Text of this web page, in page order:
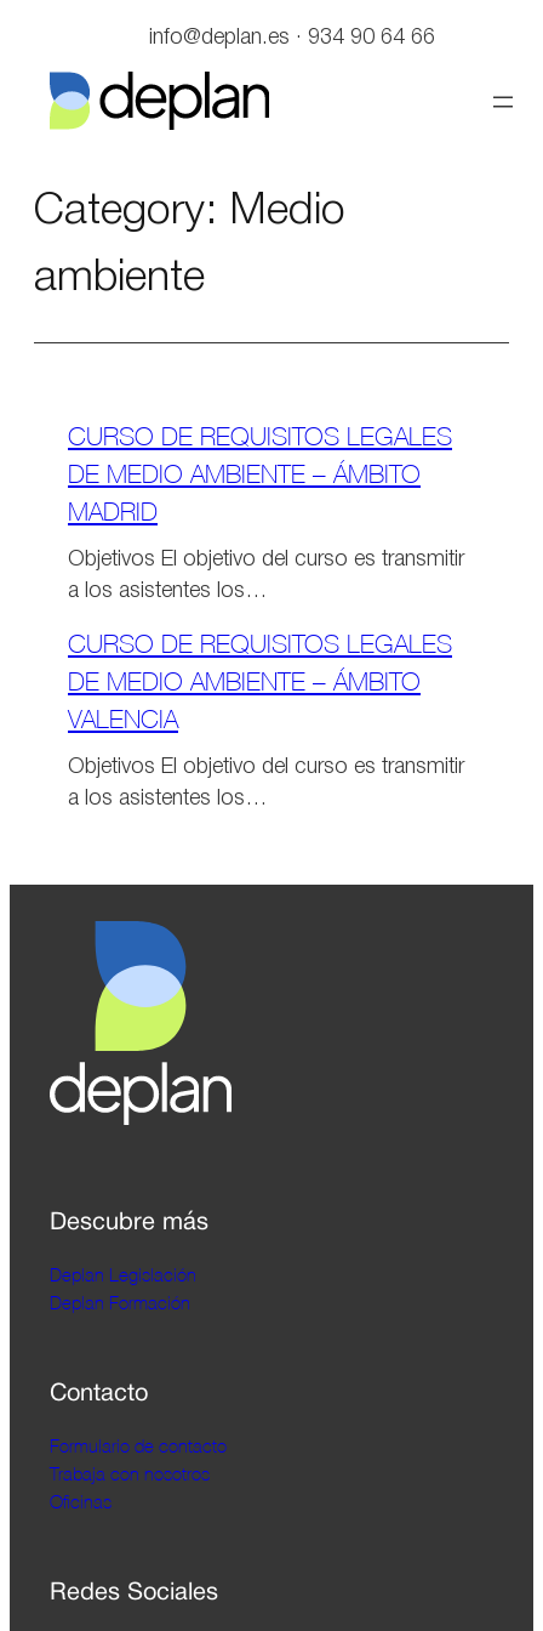
contenido
info@deplan.es · 934 90 64 66
Category: Medio
ambiente
CURSO DE REQUISITOS LEGALES
DE MEDIO AMBIENTE – ÁMBITO
MADRID
Objetivos El objetivo del curso es transmitir
a los asistentes los…
CURSO DE REQUISITOS LEGALES
DE MEDIO AMBIENTE – ÁMBITO
VALENCIA
Objetivos El objetivo del curso es transmitir
a los asistentes los…
Descubre más
Deplan Legislación
Deplan Formación
Contacto
Formulario de contacto
Trabaja con nosotros
Oficinas
Redes Sociales